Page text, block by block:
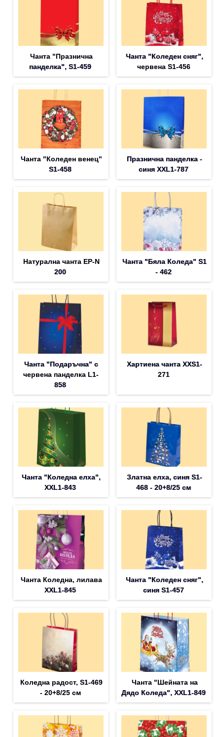
Чанта "Празнична
панделка", S1-459
Чанта "Коледен сняг",
червена S1-456
Чанта "Коледен венец"
S1-458
Празнична панделка -
синя XXL1-787
Натурална чанта EP-N
200
Чанта "Бяла Коледа" S1
- 462
Чанта "Подаръчна" с
червена панделка L1-
858
Хартиена чанта XXS1-
271
Чанта "Коледна елха",
XXL1-843
Златна елха, синя S1-
468 - 20+8/25 см
Чанта Коледна, лилава
XXL1-845
Чанта "Коледен сняг",
синя S1-457
Коледна радост, S1-469
- 20+8/25 см
Чанта "Шейната на
Дядо Коледа", XXL1-849